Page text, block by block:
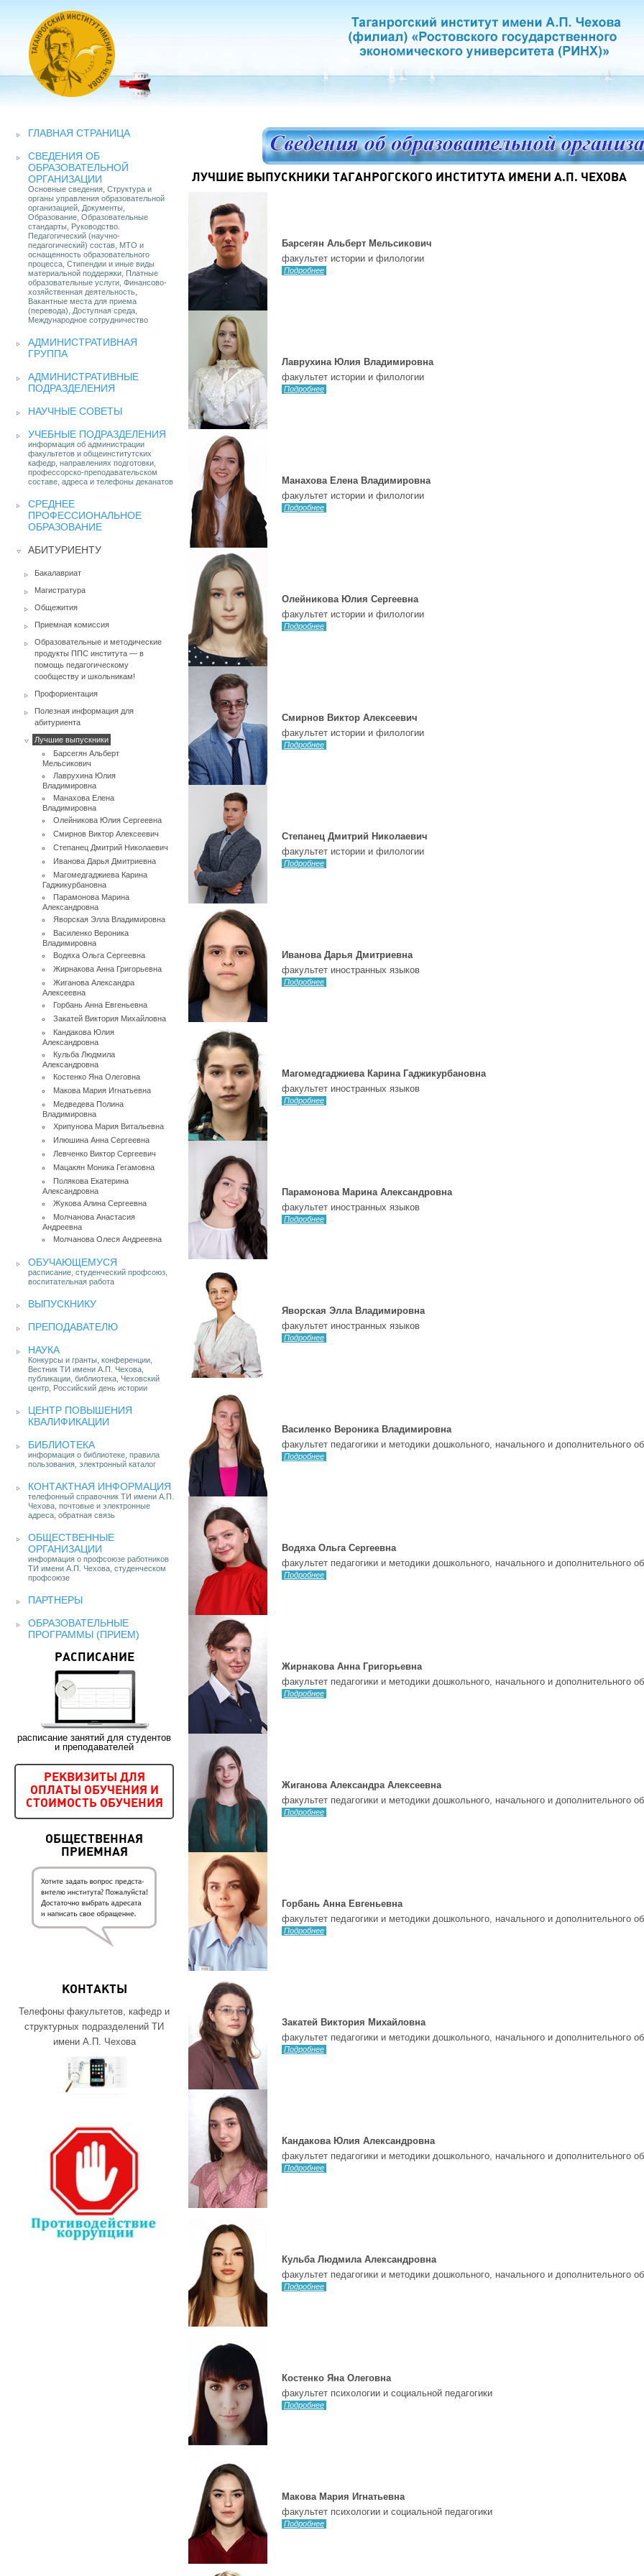
ГЛАВНАЯ СТРАНИЦА
СВЕДЕНИЯ ОБ
ОБРАЗОВАТЕЛЬНОЙ
ОРГАНИЗАЦИИ
Основные сведения, Структура и
органы управления образовательной
организацией, Документы,
Образование, Образовательные
стандарты, Руководство.
Педагогический (научно-
педагогический) состав, МТО и
оснащенность образовательного
процесса, Стипендии и иные виды
материальной поддержки, Платные
образовательные услуги, Финансово-
хозяйственная деятельность,
Вакантные места для приема
(перевода), Доступная среда,
Международное сотрудничество
АДМИНИСТРАТИВНАЯ
ГРУППА
АДМИНИСТРАТИВНЫЕ
ПОДРАЗДЕЛЕНИЯ
НАУЧНЫЕ СОВЕТЫ
УЧЕБНЫЕ ПОДРАЗДЕЛЕНИЯ
информация об администрации
факультетов и общеинститутских
кафедр, направлениях подготовки,
профессорско-преподавательском
составе, адреса и телефоны деканатов
СРЕДНЕЕ
ПРОФЕССИОНАЛЬНОЕ
ОБРАЗОВАНИЕ
АБИТУРИЕНТУ
Бакалавриат
Магистратура
Общежития
Приемная комиссия
Образовательные и методические
продукты ППС института — в
помощь педагогическому
сообществу и школьникам!
Профориентация
Полезная информация для
абитуриента
Лучшие выпускники
Барсегян Альберт
Мельсикович
Лаврухина Юлия
Владимировна
Манахова Елена
Владимировна
Олейникова Юлия Сергеевна
Смирнов Виктор Алексеевич
Степанец Дмитрий Николаевич
Иванова Дарья Дмитриевна
Магомедгаджиева Карина
Гаджикурбановна
Парамонова Марина
Александровна
Яворская Элла Владимировна
Василенко Вероника
Владимировна
Водяха Ольга Сергеевна
Жирнакова Анна Григорьевна
Жиганова Александра
Алексеевна
Горбань Анна Евгеньевна
Закатей Виктория Михайловна
Кандакова Юлия
Александровна
Кульба Людмила
Александровна
Костенко Яна Олеговна
Макова Мария Игнатьевна
Медведева Полина
Владимировна
Хрипунова Мария Витальевна
Илюшина Анна Сергеевна
Левченко Виктор Сергеевич
Мацакян Моника Гегамовна
Полякова Екатерина
Александровна
Жукова Алина Сергеевна
Молчанова Анастасия
Андреевна
Молчанова Олеся Андреевна
ОБУЧАЮЩЕМУСЯ
расписание, студенческий профсоюз,
воспитательная работа
ВЫПУСКНИКУ
ПРЕПОДАВАТЕЛЮ
НАУКА
Конкурсы и гранты, конференции,
Вестник ТИ имени А.П. Чехова,
публикации, библиотека, Чеховский
центр, Российский день истории
ЦЕНТР ПОВЫШЕНИЯ
КВАЛИФИКАЦИИ
БИБЛИОТЕКА
информация о библиотеке, правила
пользования, электронный каталог
КОНТАКТНАЯ ИНФОРМАЦИЯ
телефонный справочник ТИ имени А.П.
Чехова, почтовые и электронные
адреса, обратная связь
ОБЩЕСТВЕННЫЕ
ОРГАНИЗАЦИИ
информация о профсоюзе работников
ТИ имени А.П. Чехова, студенческом
профсоюзе
ПАРТНЕРЫ
ОБРАЗОВАТЕЛЬНЫЕ
ПРОГРАММЫ (ПРИЕМ)
РАСПИСАНИЕ
расписание занятий для студентов
и преподавателей
РЕКВИЗИТЫ ДЛЯ
ОПЛАТЫ ОБУЧЕНИЯ И
СТОИМОСТЬ ОБУЧЕНИЯ
ОБЩЕСТВЕННАЯ
ПРИЕМНАЯ
КОНТАКТЫ
Телефоны факультетов, кафедр и
структурных подразделений ТИ
имени А.П. Чехова
ЛУЧШИЕ ВЫПУСКНИКИ ТАГАНРОГСКОГО ИНСТИТУТА ИМЕНИ А.П. ЧЕХОВА
Барсегян Альберт Мельсикович
факультет истории и филологии
Подробнее
Лаврухина Юлия Владимировна
факультет истории и филологии
Подробнее
Манахова Елена Владимировна
факультет истории и филологии
Подробнее
Олейникова Юлия Сергеевна
факультет истории и филологии
Подробнее
Смирнов Виктор Алексеевич
факультет истории и филологии
Подробнее
Степанец Дмитрий Николаевич
факультет истории и филологии
Подробнее
Иванова Дарья Дмитриевна
факультет иностранных языков
Подробнее
Магомедгаджиева Карина Гаджикурбановна
факультет иностранных языков
Подробнее
Парамонова Марина Александровна
факультет иностранных языков
Подробнее
Яворская Элла Владимировна
факультет иностранных языков
Подробнее
Василенко Вероника Владимировна
факультет педагогики и методики дошкольного, начального и дополнительного
Подробнее
Водяха Ольга Сергеевна
факультет педагогики и методики дошкольного, начального и дополнительного
Подробнее
Жирнакова Анна Григорьевна
факультет педагогики и методики дошкольного, начального и дополнительного
Подробнее
Жиганова Александра Алексеевна
факультет педагогики и методики дошкольного, начального и дополнительного
Подробнее
Горбань Анна Евгеньевна
факультет педагогики и методики дошкольного, начального и дополнительного
Подробнее
Закатей Виктория Михайловна
факультет педагогики и методики дошкольного, начального и дополнительного
Подробнее
Кандакова Юлия Александровна
факультет педагогики и методики дошкольного, начального и дополнительного
Подробнее
Кульба Людмила Александровна
факультет педагогики и методики дошкольного, начального и дополнительного
Подробнее
Костенко Яна Олеговна
факультет психологии и социальной педагогики
Подробнее
Макова Мария Игнатьевна
факультет психологии и социальной педагогики
Подробнее